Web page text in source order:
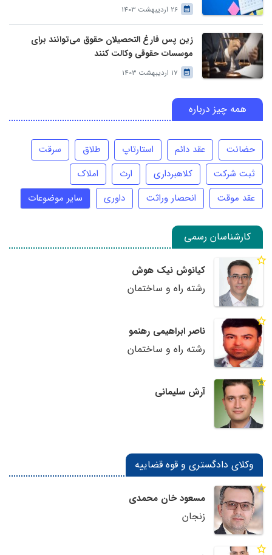
26 اردیبهشت 1403
زین پس فارغ التحصیلان حقوق می‌توانند برای
موسسات حقوقی وکالت کنند
17 اردیبهشت 1403
همه چیز درباره
حضانت عقد دائم استارتاپ طلاق
سرقت
ثبت شرکت
کلاهبرداری ارث
املاک
عقد موقت
انحصار وراثت داوری سایر موضوعات
کارشناسان رسمی
کیانوش نیک هوش
رشته راه و ساختمان
ناصر ابراهیمی رهنمو
رشته راه و ساختمان
آرش سلیمانی
وکلای دادگستری و قوه قضاییه
مسعود خان محمدی
زنجان